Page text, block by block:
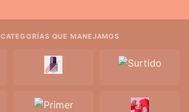
CATEGORÍAS QUE MANEJAMOS